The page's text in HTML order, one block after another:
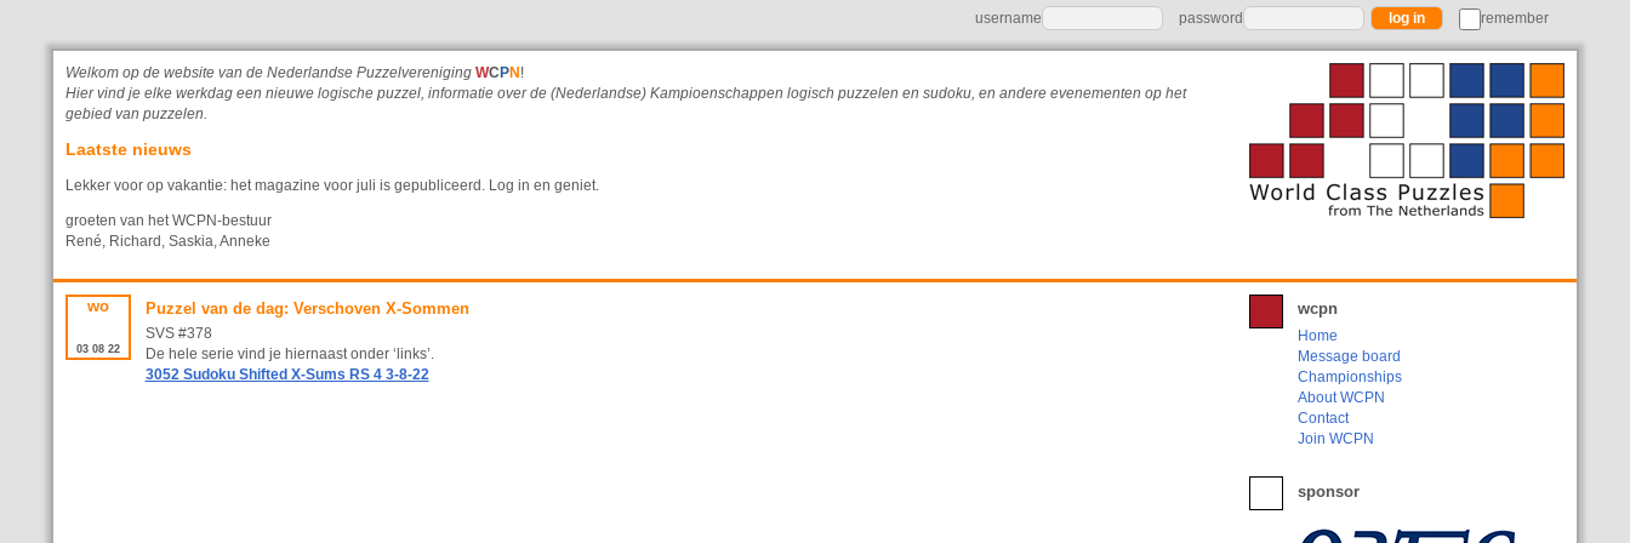
username password remember
Welkom op de website van de Nederlandse Puzzelvereniging WC PN !
Hier vind je elke werkdag een nieuwe logische puzzel, informatie over de (Nederlandse) Kampioenschappen logisch puzzelen en sudoku, en andere evenementen op het
gebied van puzzelen.
Laatste nieuws
Lekker voor op vakantie: het magazine voor juli is gepubliceerd. Log in en geniet.
groeten van het WCPN-bestuur
René, Richard, Saskia, Anneke
wo
03 08 22
Puzzel van de dag: Verschoven X-Sommen
SVS #378
De hele serie vind je hiernaast onder ‘links’.
3052 Sudoku Shifted X-Sums RS 4 3-8-22
wcpn
Home
Message board
Championships
About WCPN
Contact
Join WCPN
sponsor